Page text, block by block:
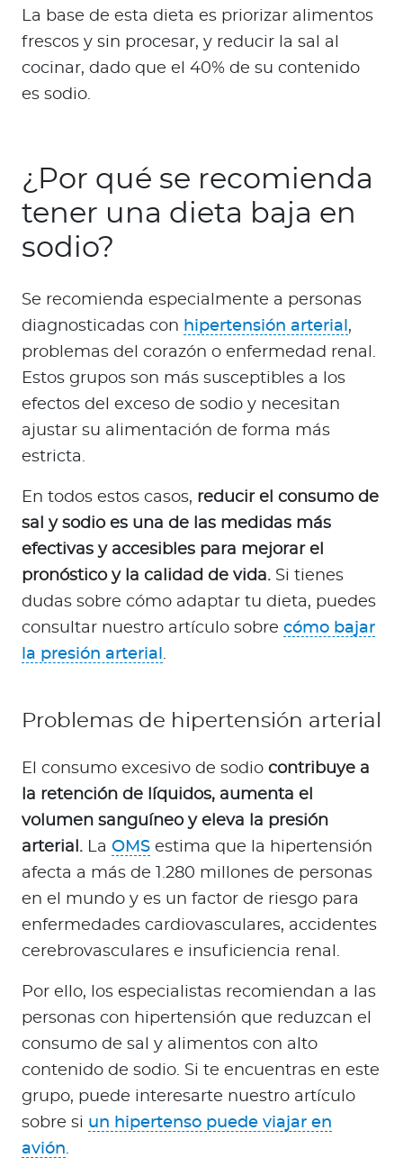
La base de esta dieta es priorizar alimentos
frescos y sin procesar, y reducir la sal al
cocinar, dado que el 40% de su contenido
es sodio.
¿Por qué se recomienda
tener una dieta baja en
sodio?
Se recomienda especialmente a personas
diagnosticadas con hipertensión arterial ,
problemas del corazón o enfermedad renal.
Estos grupos son más susceptibles a los
efectos del exceso de sodio y necesitan
ajustar su alimentación de forma más
estricta.
En todos estos casos, reducir el consumo de
sal y sodio es una de las medidas más
efectivas y accesibles para mejorar el
pronóstico y la calidad de vida. Si tienes
dudas sobre cómo adaptar tu dieta, puedes
consultar nuestro artículo sobre cómo bajar
la presión arterial .
Problemas de hipertensión arterial
El consumo excesivo de sodio contribuye a
la retención de líquidos, aumenta el
volumen sanguíneo y eleva la presión
arterial. La OMS estima que la hipertensión
afecta a más de 1.280 millones de personas
en el mundo y es un factor de riesgo para
enfermedades cardiovasculares, accidentes
cerebrovasculares e insuficiencia renal.
Por ello, los especialistas recomiendan a las
personas con hipertensión que reduzcan el
consumo de sal y alimentos con alto
contenido de sodio. Si te encuentras en este
grupo, puede interesarte nuestro artículo
sobre si un hipertenso puede viajar en
avión.